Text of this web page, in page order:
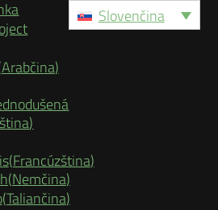
Arabčina)
)
(Francúzština)
(Nemčina)
(Taliančina)
Slovenčina